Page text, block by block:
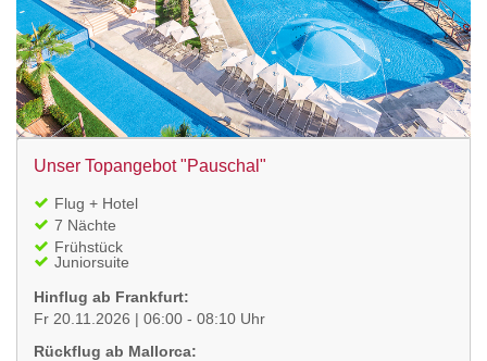
Unser Topangebot "Pauschal"
Flug + Hotel
7 Nächte
Frühstück
Juniorsuite
Hinflug ab Frankfurt:
Fr 20.11.2026 | 06:00 - 08:10 Uhr
Rückflug ab Mallorca: